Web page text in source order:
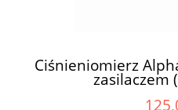
Ciśnieniomierz
zasilaczem